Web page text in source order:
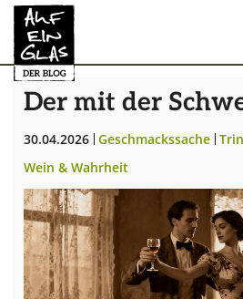
Zum Hauptinhalt springen
Der mit der
30.04.2026 Geschmackssache
Wein & Wahrheit